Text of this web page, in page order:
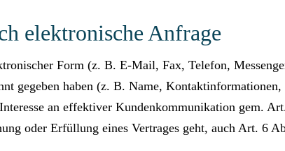
elektronische Anfrage
Form (z. B. E-Mail, Fax, Telefon,
gegeben haben (z. B. Name,
an effektiver Kundenkommunikation gem.
oder Erfüllung eines Vertrages geht, auch Art. 6